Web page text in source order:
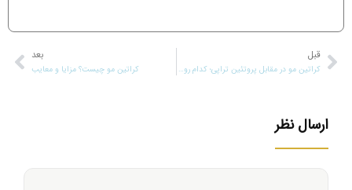
قبلی
قبل
کراتین مو در مقابل پروتئین تراپی؛ کدام روش بهتر است؟
بعد
کراتین مو چیست؟ مزایا و معایب
ارسال نظر